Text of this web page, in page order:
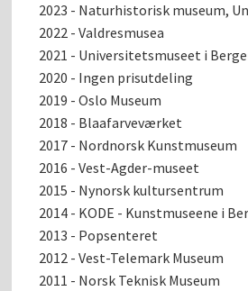
2023 - Naturhistorisk museum,
2022 - Valdresmusea
2021 - Universitetsmuseet i
2020 - Ingen prisutdeling
2019 - Oslo Museum
2018 - Blaafarveværket
2017 - Nordnorsk Kunstmuseum
2016 - Vest-Agder-museet
2015 - Nynorsk kultursentrum
2014 - KODE - Kunstmuseene i
2013 - Popsenteret
2012 - Vest-Telemark Museum
2011 - Norsk Teknisk Museum